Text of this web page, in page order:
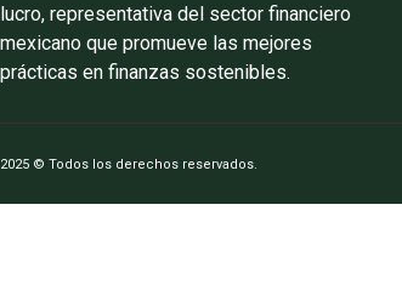
lucro, representativa del sector financiero
mexicano que promueve las mejores
prácticas en finanzas sostenibles.
2025 © Todos los derechos reservados.